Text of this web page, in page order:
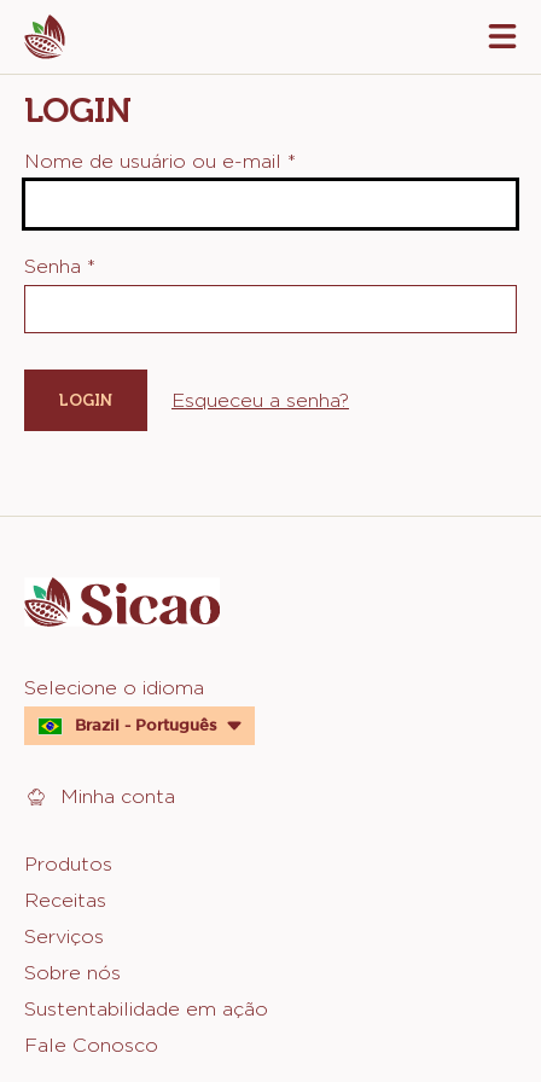
Skip
to
main
content
LOGIN
Nome de usuário ou e-mail *
Senha *
Esqueceu a senha?
info
Website
quick
links
Selecione o idioma
Brazil - Português
Minha conta
Footer
Sicao
Produtos
Receitas
Serviços
Sobre nós
Sustentabilidade em ação
Fale Conosco